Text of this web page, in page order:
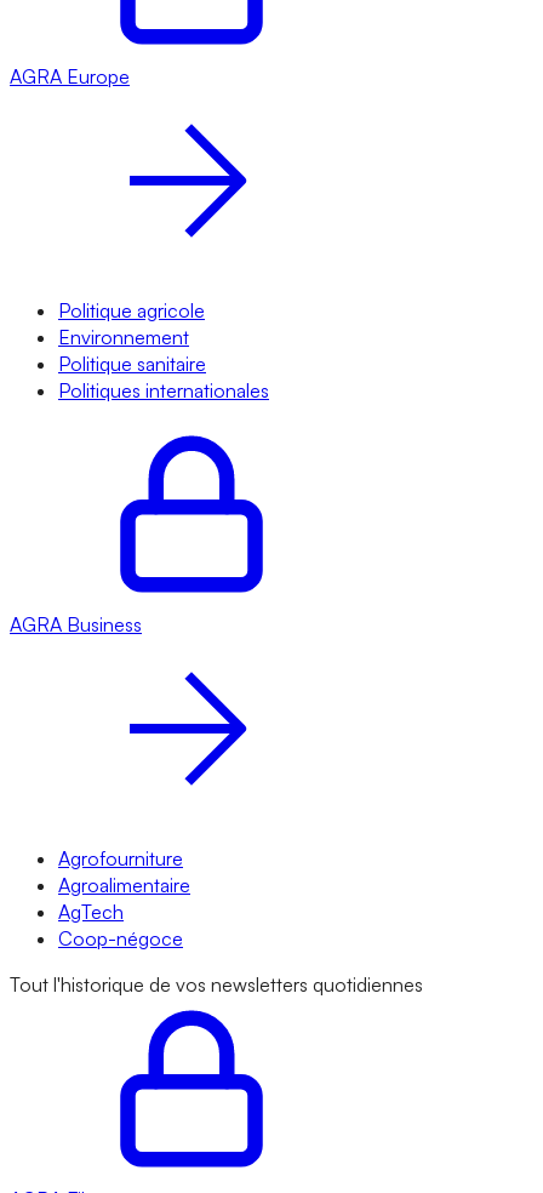
AGRA Europe
Politique agricole
Environnement
Politique sanitaire
Politiques internationales
AGRA Business
Agrofourniture
Agroalimentaire
AgTech
Coop-négoce
Tout l'historique de vos newsletters quotidiennes